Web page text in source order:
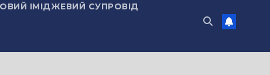
ІМІДЖЕВИЙ СУПРОВІД